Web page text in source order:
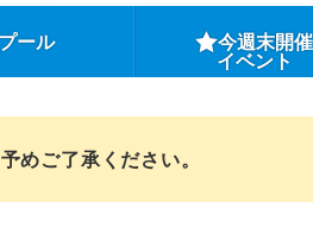
プール 今週末開催
イベント
めご了承ください。